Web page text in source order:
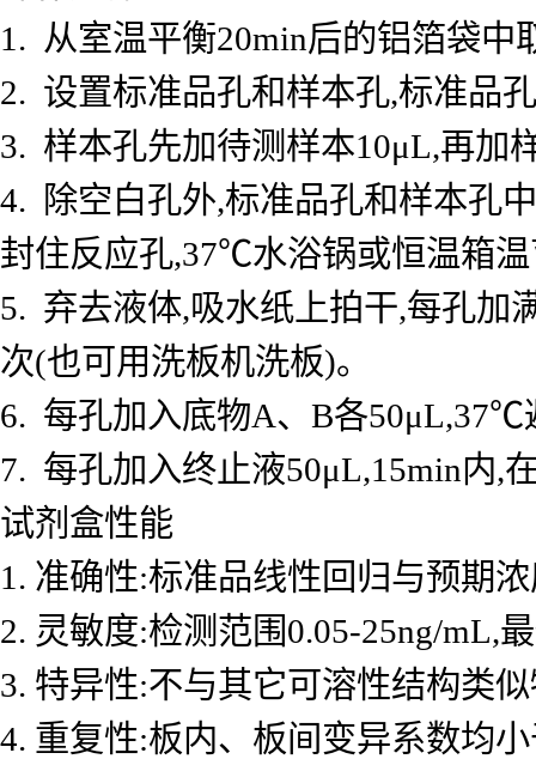
1. 从室温平衡20min后的铝箔袋
2. 设置标准品孔和样本孔,标准品
3. 样本孔先加待测样本10μL,再加
4. 除空白孔外,标准品孔和样本孔
封住反应孔,37℃水浴锅或恒温箱温
5. 弃去液体,吸水纸上拍干,每孔加
次(也可用洗板机洗板)。
6. 每孔加入底物A、B各50μL,37℃
7. 每孔加入终止液50μL,15min内,
试剂盒性能
1. 准确性:标准品线性回归与预期
2. 灵敏度:检测范围0.05-25ng/mL,
3. 特异性:不与其它可溶性结构类
4. 重复性:板内、板间变异系数均